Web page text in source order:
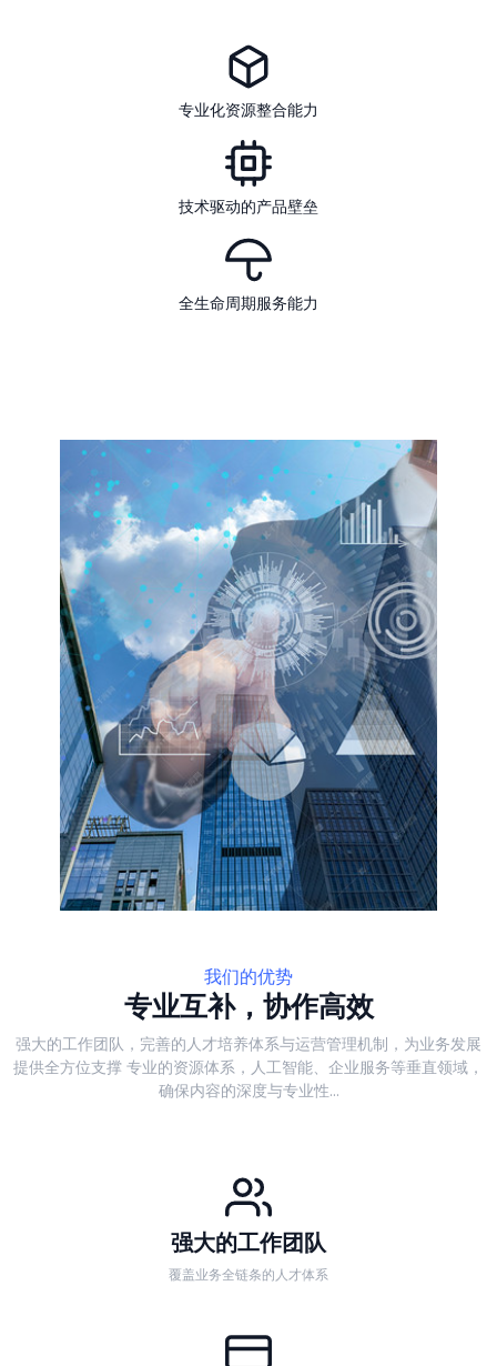
专业化资源整合能力
技术驱动的产品壁垒
全生命周期服务能力
我们的优势
专业互补，协作高效
强大的工作团队，完善的人才培养体系与运营管理机制，为业务发展
提供全方位支撑 专业的资源体系，人工智能、企业服务等垂直领域，
确保内容的深度与专业性...
强大的工作团队
覆盖业务全链条的人才体系